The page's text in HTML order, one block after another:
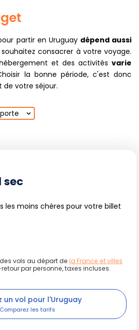
partir en Uruguay dépend aussi
consacrer à votre voyage.
et des activités varie
la bonne période, c'est donc
de votre séjour.
sec
les moins chères pour votre billet
vols au départ de la France et villes
par personne, taxes incluses.
un vol pour l'Uruguay